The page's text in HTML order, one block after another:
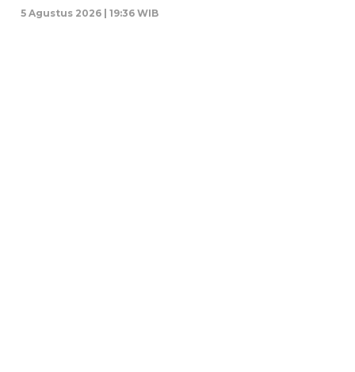
5 Agustus 2026 | 19:36 WIB